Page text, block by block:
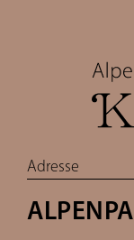
Adresse